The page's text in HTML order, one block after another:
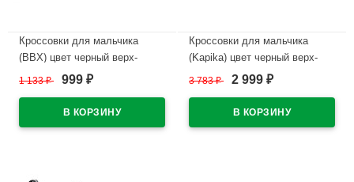
Кроссовки для мальчика
(BBX) цвет черный верх-
искусственные материалы
RC175_A085
1 133₽ 999 ₽
Кроссовки для мальчика
(Kapika) цвет черный верх-
текстиль/искусственная кожа
натуральная кожа размерный
ряд 31-35 артикул 731141н-1
3 783₽ 2 999 ₽